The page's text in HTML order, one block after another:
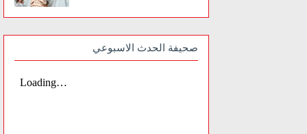
صحيفة الحدث الاسبوعي